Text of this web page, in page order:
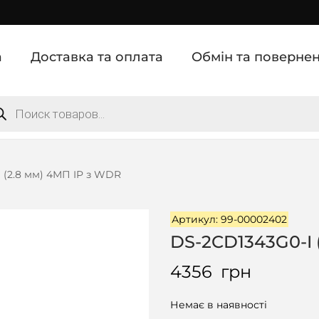
Доставка та оплата Обмін та
(2.8 мм) 4МП IP з WDR
Артикул: 99-00002402
DS-
4356 грн
Немає в наявності